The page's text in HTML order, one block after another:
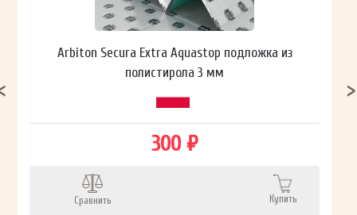
Arbiton Secura Extra Aquastop подложка из
полистирола 3 мм
300 ₽
Сравнить Купить